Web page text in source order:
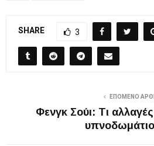
SHARE 3
ΕΠΌΜΕΝΟ
Φενγκ Σούι: Τι